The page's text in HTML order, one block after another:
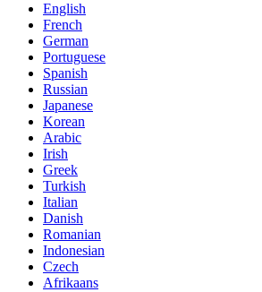
English
French
German
Portuguese
Spanish
Russian
Japanese
Korean
Arabic
Irish
Greek
Turkish
Italian
Danish
Romanian
Indonesian
Czech
Afrikaans